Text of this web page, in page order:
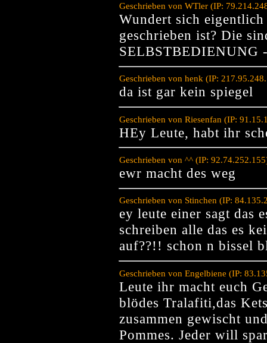
Geschrieben von WTler (IP:
Wundert sich
geschrieben ist? Die
SELBSTBEDIENUNG
Geschrieben von henk (IP:
da ist gar kein spiegel
Geschrieben von Riesenfan (IP:
HEy Leute, habt ihr
Geschrieben von ^^ (IP:
ewr macht des weg
Geschrieben von Stinchen (IP:
ey leute einer sagt das
schreiben alle das es
auf??!! schon n bissel
Geschrieben von Engelbiene (IP:
Leute ihr macht euch
blödes Tralafiti,das
zusammen gewischt
Pommes. Jeder will